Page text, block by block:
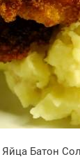
Яйца Батон